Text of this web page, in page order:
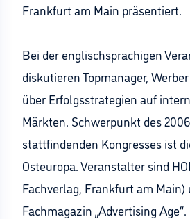
Frankfurt am Main präsentiert.
Bei der englischsprachigen
diskutieren Topmanager,
über Erfolgsstrategien auf
Märkten. Schwerpunkt des
stattfindenden Kongresses ist
Osteuropa. Veranstalter sind
Fachverlag, Frankfurt am Main)
Fachmagazin „Advertising